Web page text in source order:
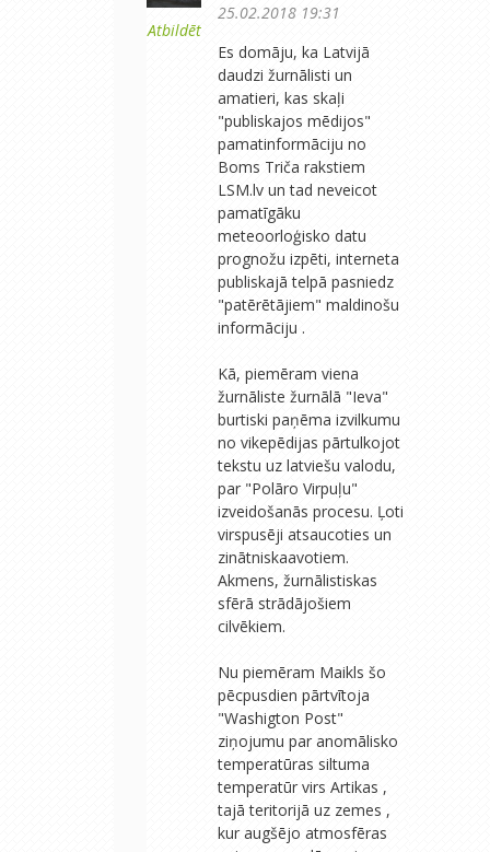
Atbildēt
25.02.2018 19:31
Es domāju, ka Latvijā
daudzi žurnālisti un
amatieri, kas skaļi
"publiskajos mēdijos"
pamatinformāciju no
Boms Triča rakstiem
LSM.lv un tad neveicot
pamatīgāku
meteoorloģisko datu
prognožu izpēti, interneta
publiskajā telpā pasniedz
"patērētājiem" maldinošu
informāciju .
Kā, piemēram viena
žurnāliste žurnālā "Ieva"
burtiski paņēma izvilkumu
no vikepēdijas pārtulkojot
tekstu uz latviešu valodu,
par "Polāro Virpuļu"
izveidošanās procesu. Ļoti
virspusēji atsaucoties un
zinātniskaavotiem.
Akmens, žurnālistiskas
sfērā strādājošiem
cilvēkiem.
Nu piemēram Maikls šo
pēcpusdien pārtvītoja
"Washigton Post"
ziņojumu par anomālisko
temperatūras siltuma
temperatūr virs Artikas ,
tajā teritorijā uz zemes ,
kur augšējo atmosfēras